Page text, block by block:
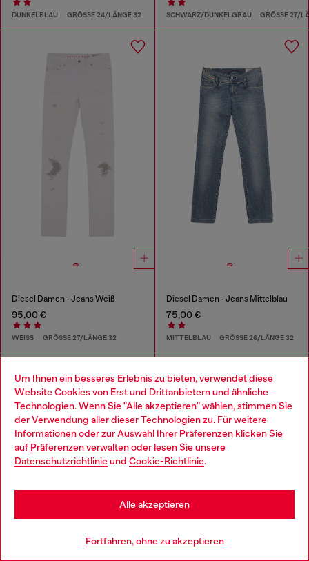
Um Ihnen ein besseres Erlebnis zu bieten, verwendet diese
Website Cookies von Erst und Drittanbietern und ähnliche
Technologien. Wenn Sie "Alle akzeptieren" wählen, stimmen Sie
der Verwendung aller dieser Technologien zu. Für weitere
Informationen oder zur Auswahl Ihrer Präferenzen klicken Sie
auf Präferenzen verwaltenoder lesen Sie unsere
Datenschutzrichtlinieund Cookie-Richtlinie.
Fortfahren, ohne zu akzeptieren
Alle akzeptieren
DUNKELBLAU GRÖSSE 24/LÄNGE 32 SCHWARZ/DUNKELGRAU GRÖSSE 27/
Diesel Damen - Jeans Weiß
95,00 €
WEISS GRÖSSE 27/LÄNGE 32
Diesel Damen - Jeans Mittelblau
75,00 €
MITTELBLAU GRÖSSE 26/LÄNGE 32
Choose your location
You are currently browsing Deutschland website, but it seems
you may be based in United States